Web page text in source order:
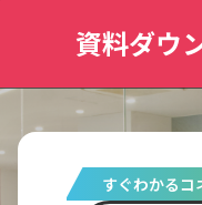
資料ダウ
すぐわかるコ